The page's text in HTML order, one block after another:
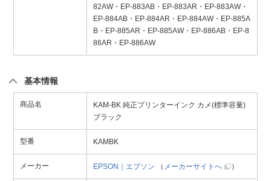
82AW・EP-883AB・EP-883AR・EP-883AW・
EP-884AB・EP-884AR・EP-884AW・EP-885A
B・EP-885AR・EP-885AW・EP-886AB・EP-8
86AR・EP-886AW
基本情報
商品名
KAM-BK 純正プリンターインク カメ(標準容量)
ブラック
型番 KAMBK
メーカー EPSON｜エプソン （ メーカーサイトへ ）